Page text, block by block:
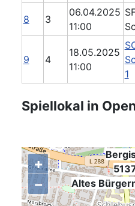
8 3
06.04.2025
11:00
9 4
18.05.2025
11:00
1
Spiellokal in
+
−
Altes
,